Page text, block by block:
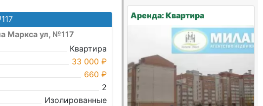
Маркса ул, №117
Квартира
33 000 ₽
660 ₽
2
Изолированные
Аренда: Квартира